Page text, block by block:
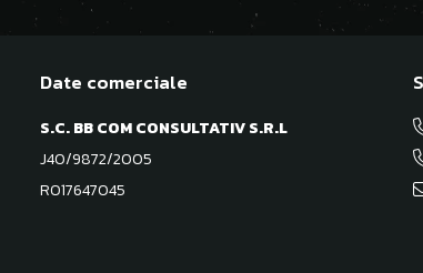
Date comerciale
S.C. BB COM CONSULTATIV S.R.L
J40/9872/2005
RO17647045